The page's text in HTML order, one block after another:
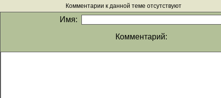
Комментарии к данной теме отсутствуют
Имя:
Комментарий: